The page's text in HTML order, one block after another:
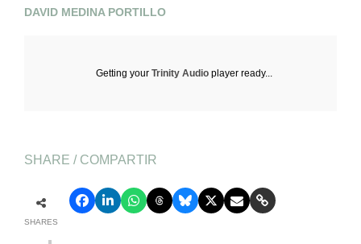
DAVID MEDINA PORTILLO
Getting yourTrinity Audio player ready...
SHARE / COMPARTIR
SHARES